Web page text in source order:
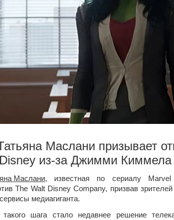
Маслани призывает
из-за Джимми Киммела
Маслани, известная по сериалу
The Walt Disney Company, призвав
медиагиганта.
шага стало недавнее решение